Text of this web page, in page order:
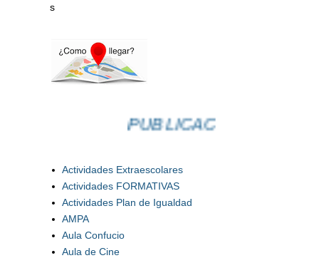
s
PUBLICACIONES
Actividades Extraescolares
Actividades FORMATIVAS
Actividades Plan de Igualdad
AMPA
Aula Confucio
Aula de Cine